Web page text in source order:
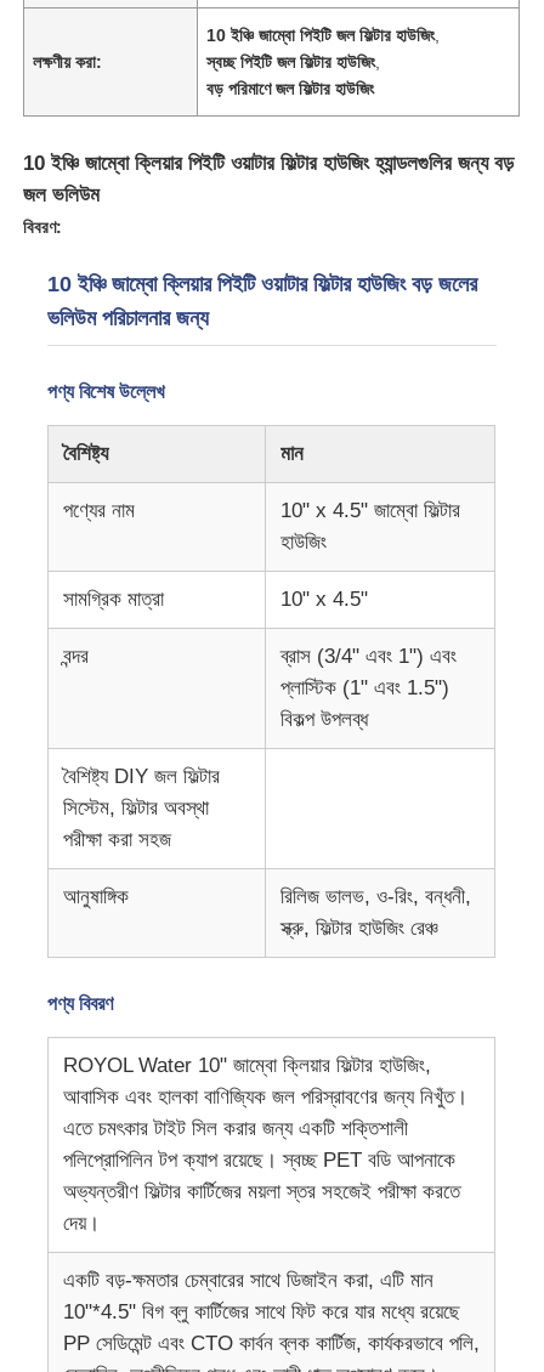
বাড়ি
পণ্য
ভিডিও
কারখানা ভ্রমণ
মান নিয়ন্ত্রণ
আমাদের সাথে যোগাযোগ করুন
খবর
জল সফ্টনার
জল ফিল্টার হাউজিং
ইউভি ওয়াটার স্টেরিলাইজার
জল ফিল্টার সংযোগ ফিটিং
ইন্ডাস্ট্রিয়াল RO মেম্ব্রান
RO মেমব্রেন হাউজিং
লক্ষণীয় করা:
10 ইঞ্চি জাম্বো পিইটি জল ফিল্টার হাউজিং,
স্বচ্ছ পিইটি জল ফিল্টার হাউজিং,
বড় পরিমাণে জল ফিল্টার হাউজিং
10 ইঞ্চি জাম্বো ক্লিয়ার পিইটি ওয়াটার ফিল্টার হাউজিং হ্যান্ডলগুলির জন্য বড়
জল ভলিউম
বিবরণ:
10 ইঞ্চি জাম্বো ক্লিয়ার পিইটি ওয়াটার ফিল্টার হাউজিং বড় জলের
ভলিউম পরিচালনার জন্য
পণ্য বিশেষ উল্লেখ
বৈশিষ্ট্য মান
পণ্যের নাম
10" x 4.5" জাম্বো ফিল্টার
হাউজিং
সামগ্রিক মাত্রা 10" x 4.5"
বন্দর
ব্রাস (3/4" এবং 1") এবং
প্লাস্টিক (1" এবং 1.5")
বিকল্প উপলব্ধ
বৈশিষ্ট্য DIY জল ফিল্টার
সিস্টেম, ফিল্টার অবস্থা
পরীক্ষা করা সহজ
আনুষাঙ্গিক
রিলিজ ভালভ, ও-রিং, বন্ধনী,
স্ক্রু, ফিল্টার হাউজিং রেঞ্চ
পণ্য বিবরণ
ROYOL Water 10" জাম্বো ক্লিয়ার ফিল্টার হাউজিং,
আবাসিক এবং হালকা বাণিজ্যিক জল পরিস্রাবণের জন্য নিখুঁত।
এতে চমৎকার টাইট সিল করার জন্য একটি শক্তিশালী
পলিপ্রোপিলিন টপ ক্যাপ রয়েছে। স্বচ্ছ PET বডি আপনাকে
অভ্যন্তরীণ ফিল্টার কার্টিজের ময়লা স্তর সহজেই পরীক্ষা করতে
দেয়।
একটি বড়-ক্ষমতার চেম্বারের সাথে ডিজাইন করা, এটি মান
10"*4.5" বিগ ব্লু কার্টিজের সাথে ফিট করে যার মধ্যে রয়েছে
PP সেডিমেন্ট এবং CTO কার্বন ব্লক কার্টিজ, কার্যকরভাবে পলি,